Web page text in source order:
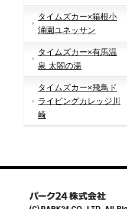
タイムズカー×箱根小
涌園ユネッサン
タイムズカー×有馬温
泉 太閤の湯
タイムズカー×飛鳥ド
ライビングカレッジ川
崎